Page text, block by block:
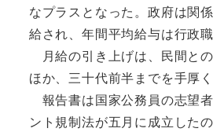
なプラスとなった。政府は関
給され、年間平均給与は行政
月給の引き上げは、民間と
ほか、三十代前半までを手厚く
報告書は国家公務員の志望
ント規制法が五月に成立した